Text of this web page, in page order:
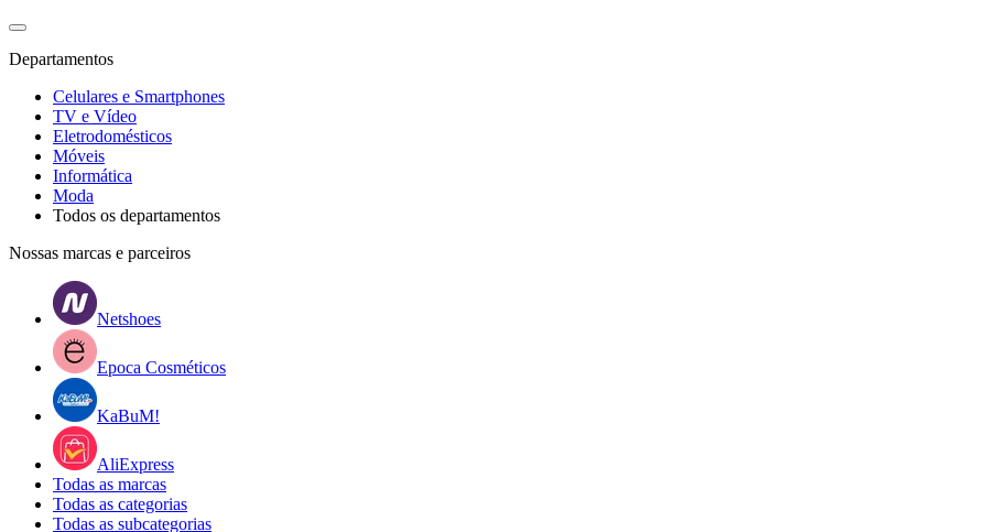
Departamentos
Celulares e Smartphones
TV e Vídeo
Eletrodomésticos
Móveis
Informática
Moda
Todos os departamentos
Nossas marcas e parceiros
Netshoes
Epoca Cosméticos
KaBuM!
AliExpress
Todas as marcas
Todas as categorias
Todas as subcategorias